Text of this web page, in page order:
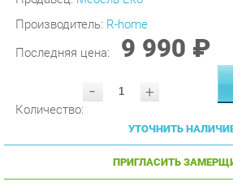
Последняя цена:
9 990 ₽
- +
УТОЧНИТЬ НАЛИЧИЕ
ПРИГЛАСИТЬ
ГАРАНТИЯ ЛУЧШЕЙ